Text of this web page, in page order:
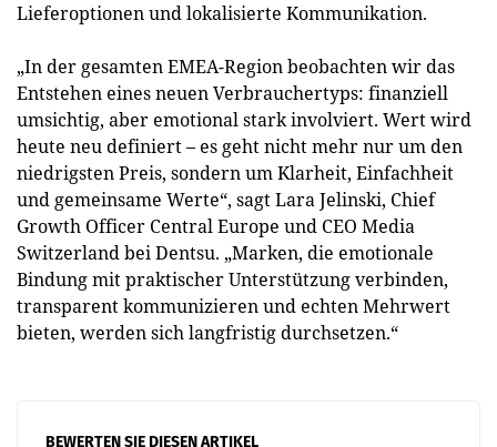
Lieferoptionen und lokalisierte Kommunikation.
„In der gesamten EMEA-Region beobachten wir das
Entstehen eines neuen Verbrauchertyps: finanziell
umsichtig, aber emotional stark involviert. Wert wird
heute neu definiert – es geht nicht mehr nur um den
niedrigsten Preis, sondern um Klarheit, Einfachheit
und gemeinsame Werte“, sagt Lara Jelinski, Chief
Growth Officer Central Europe und CEO Media
Switzerland bei Dentsu. „Marken, die emotionale
Bindung mit praktischer Unterstützung verbinden,
transparent kommunizieren und echten Mehrwert
bieten, werden sich langfristig durchsetzen.“
BEWERTEN SIE DIESEN ARTIKEL